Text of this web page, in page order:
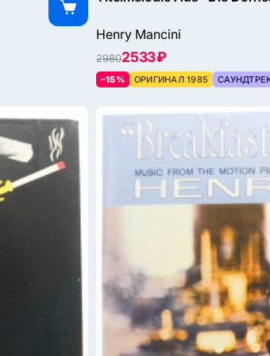
Henry Mancini
29802533 ₽
–15% ОРИГИНАЛ 1985